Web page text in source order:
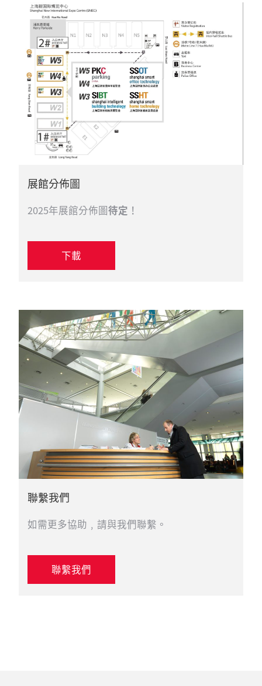
展館分佈圖
2025年展館分佈圖待定 ！
下載
聯繫我們
如需更多協助﹐請與我們聯繫。
聯繫我們